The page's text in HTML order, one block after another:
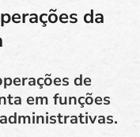
da
de
em funções